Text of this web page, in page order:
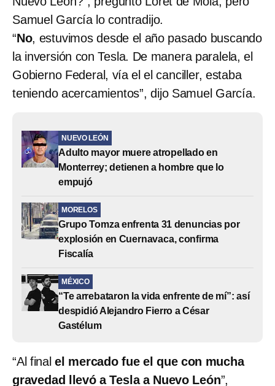
Samuel García lo contradijo.
“No, estuvimos desde el año pasado buscando
la inversión con Tesla. De manera paralela, el
Gobierno Federal, vía el el canciller, estaba
teniendo acercamientos”, dijo Samuel García.
NUEVO LEÓN
Adulto mayor muere atropellado en
Monterrey; detienen a hombre que lo
empujó
MORELOS
Grupo Tomza enfrenta 31 denuncias por
explosión en Cuernavaca, confirma
Fiscalía
MÉXICO
“Te arrebataron la vida enfrente de mí”: así
despidió Alejandro Fierro a César
Gastélum
“Al finalel mercado fue el que con mucha
gravedad llevó a Tesla a Nuevo León”,